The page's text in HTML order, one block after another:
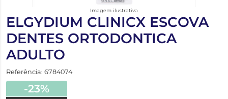
Imagem ilustrativa
ELGYDIUM CLINICX ESCOVA
DENTES ORTODONTICA
ADULTO
Referência: 6784074
-23%